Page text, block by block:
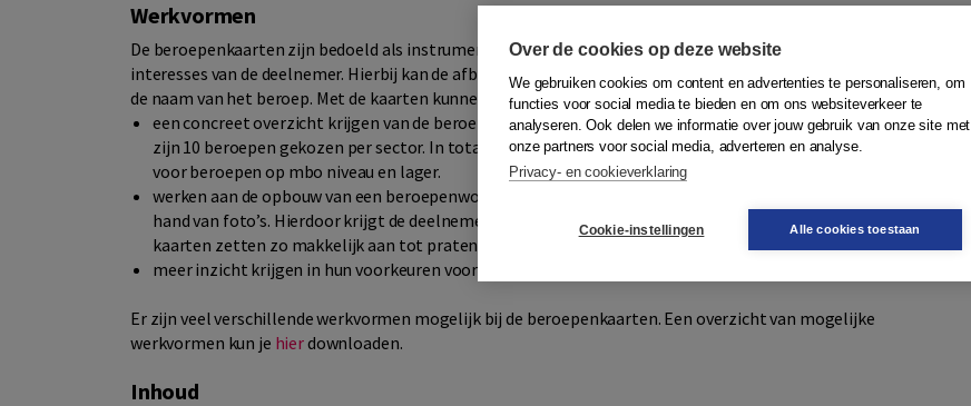
Werkvormen
De beroepenkaarten zijn bedoeld als instrument om verder in gesprek te gaan over de beroepen en de
interesses van de deelnemer. Hierbij kan de afbeelding van het beroep net zo goed het uitgangspunt zijn als
de naam van het beroep. Met de kaarten kunnen de deelnemers:
een concreet overzicht krijgen van de beroepen per sector. De 14 sectoren hebben ieder een eigen kleur. Er
zijn 10 beroepen gekozen per sector. In totaal zijn er 144 beroepenkaarten. Er is overwegend gekozen
voor beroepen op mbo niveau en lager.
werken aan de opbouw van een beroepenwoordenschat. Alle beroepen worden visueel ondersteund aan de
hand van foto’s. Hierdoor krijgt de deelnemer een beeld van hoe het beroep in Nederland eruit ziet. De
kaarten zetten zo makkelijk aan tot praten.
meer inzicht krijgen in hun voorkeuren voor bepaalde beroepen en sectoren.
Er zijn veel verschillende werkvormen mogelijk bij de beroepenkaarten. Een overzicht van mogelijke
werkvormen kun je hierdownloaden.
Inhoud
Over de cookies op deze website
We gebruiken cookies om content en advertenties te personaliseren, om
functies voor social media te bieden en om ons websiteverkeer te
analyseren. Ook delen we informatie over jouw gebruik van onze site met
onze partners voor social media, adverteren en analyse.
Privacy- en cookieverklaring
Cookie-instellingen Alle cookies toestaan